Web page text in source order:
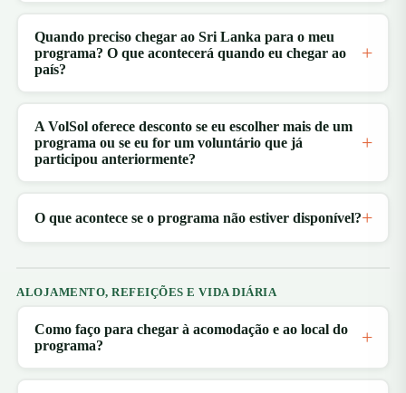
Quando preciso chegar ao Sri Lanka para o meu
programa? O que acontecerá quando eu chegar ao
país?
A VolSol oferece desconto se eu escolher mais de um
programa ou se eu for um voluntário que já
participou anteriormente?
O que acontece se o programa não estiver disponível?
ALOJAMENTO, REFEIÇÕES E VIDA DIÁRIA
Como faço para chegar à acomodação e ao local do
programa?